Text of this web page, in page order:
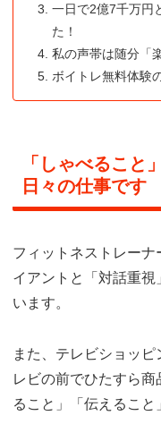
一日で2億7千万円
た！
私の声帯は随分「
ボイトレ無料体験
「しゃべること
日々の仕事です
フィットネストレー
イアントと「対話重
います。
また、テレビショッ
レビの前でひたすら
ること」「伝えること